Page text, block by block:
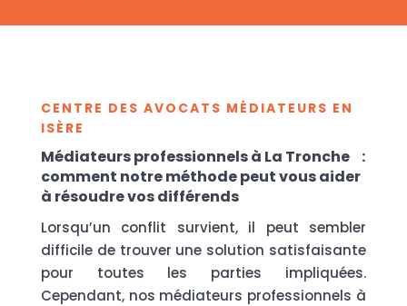
CENTRE DES AVOCATS MÉDIATEURS EN
ISÈRE
Médiateurs professionnels à La Tronche :
comment notre méthode peut vous aider
à résoudre vos différends
Lorsqu’un conflit survient, il peut sembler
difficile de trouver une solution satisfaisante
pour toutes les parties impliquées.
Cependant, nos médiateurs professionnels à